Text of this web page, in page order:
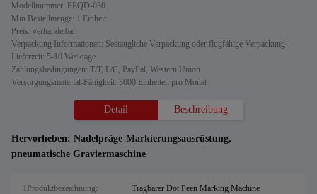
Modellnummer: PEQD-030
Min Bestellmenge: 1 Einheit
Preis: verhandelbar
Verpackung Informationen: Seetaugliche Verpackung oder flugfähige Verpackung
Lieferzeit: 5-10 Werktage
Zahlungsbedingungen: T/T, L/C, PayPal, Western Union
Versorgungsmaterial-Fähigkeit: 3000 Einheiten pro Monat
Detail Beschreibung
Hervorheben: Nadelpräge-Markierungsausrüstung,
pneumatische Graviermaschine
1Produktbezeichnung: Tragbarer Dot Peen Marking Machine